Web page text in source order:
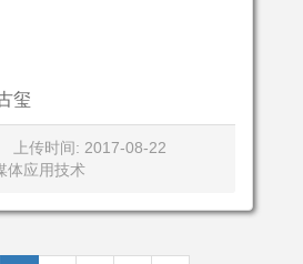
玺
上传时间: 2017-08-22
体应用技术